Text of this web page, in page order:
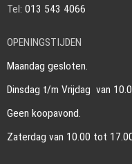
Tel: 013 543 4066
OPENINGSTIJDEN
Maandag gesloten.
Dinsdag t/m Vrijdag van
Geen koopavond.
Zaterdag van 10.00 tot